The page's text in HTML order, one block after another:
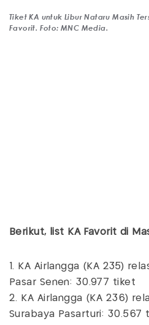
Tiket KA untuk Libur Nataru Masih
Favorit. Foto: MNC Media.
Berikut, list KA Favorit di
1. KA Airlangga (KA 235)
Pasar Senen: 30.977 tiket
2. KA Airlangga (KA 236)
Surabaya Pasarturi: 30.567